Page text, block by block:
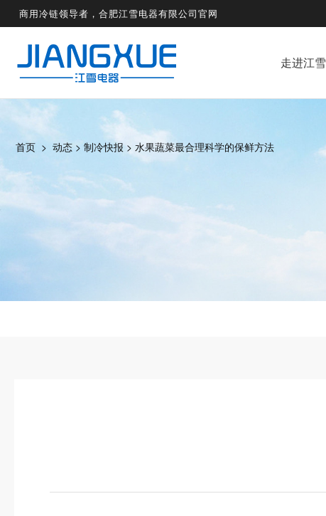
商用冷链领导者，合肥江雪电器有限公司官网
走进江雪
首页 > 动态 > 制冷快报 > 水果蔬菜最合理科学的保鲜方法